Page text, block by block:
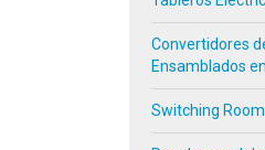
Convertidores
Ensamblados
Switching